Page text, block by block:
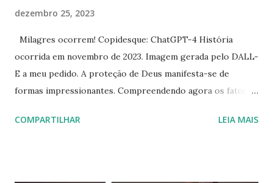
dezembro 25, 2023
Milagres ocorrem! Copidesque: ChatGPT-4 História
ocorrida em novembro de 2023. Imagem gerada pelo DALL-
E a meu pedido. A proteção de Deus manifesta-se de
formas impressionantes. Compreendendo agora os fatos,
No início de novembro, minha mãe telefonou para meu avô,
COMPARTILHAR LEIA MAIS